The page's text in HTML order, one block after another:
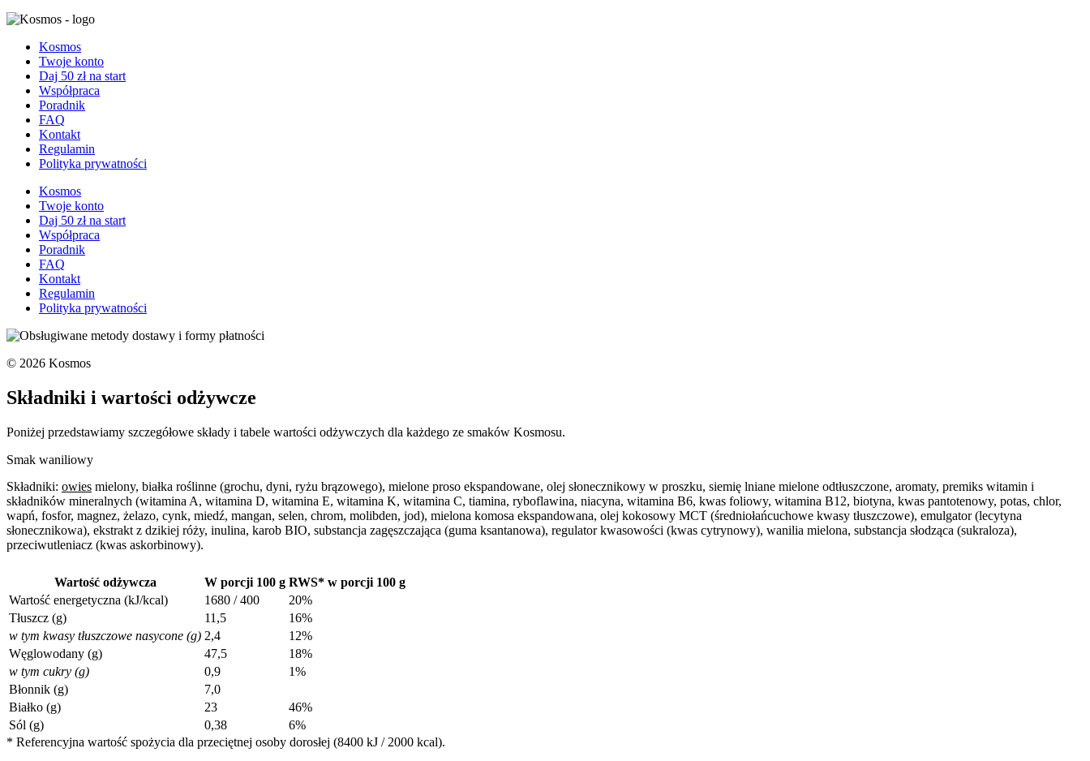
Kosmos
Twoje konto
Daj 50 zł na start
Współpraca
Poradnik
FAQ
Kontakt
Regulamin
Polityka prywatności
Kosmos
Twoje konto
Daj 50 zł na start
Współpraca
Poradnik
FAQ
Kontakt
Regulamin
Polityka prywatności
© 2026 Kosmos
Składniki i wartości odżywcze
Poniżej przedstawiamy szczegółowe składy i tabele wartości odżywczych dla każdego ze smaków Kosmosu.
Smak waniliowy
Składniki: owies mielony, białka roślinne (grochu, dyni, ryżu brązowego), mielone proso ekspandowane, olej słonecznikowy w proszku, siemię lniane mielone odtłuszczone, aromaty, premiks witamin i
składników mineralnych (witamina A, witamina D, witamina E, witamina K, witamina C, tiamina, ryboflawina, niacyna, witamina B6, kwas foliowy, witamina B12, biotyna, kwas pantotenowy, potas, chlor,
wapń, fosfor, magnez, żelazo, cynk, miedź, mangan, selen, chrom, molibden, jod), mielona komosa ekspandowana, olej kokosowy MCT (średniołańcuchowe kwasy tłuszczowe), emulgator (lecytyna
słonecznikowa), ekstrakt z dzikiej róży, inulina, karob BIO, substancja zagęszczająca (guma ksantanowa), regulator kwasowości (kwas cytrynowy), wanilia mielona, substancja słodząca (sukraloza),
przeciwutleniacz (kwas askorbinowy).
Wartość odżywcza W porcji 100 g RWS* w porcji 100 g
Wartość energetyczna (kJ/kcal)
1680 / 400
20%
Tłuszcz (g)
11,5
16%
w tym kwasy tłuszczowe nasycone (g) 2,4
12%
Węglowodany (g)
47,5
18%
w tym cukry (g)
0,9
1%
Błonnik (g)
7,0
Białko (g)
23
46%
Sól (g)
0,38
6%
* Referencyjna wartość spożycia dla przeciętnej osoby dorosłej (8400 kJ / 2000 kcal).